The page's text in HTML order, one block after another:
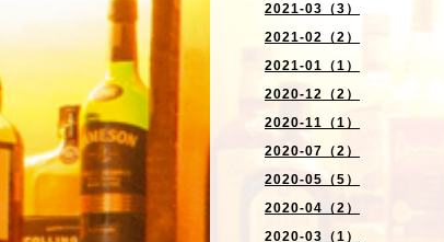
2021-03（3）
2021-02（2）
2021-01（1）
2020-12（2）
2020-11（1）
2020-07（2）
2020-05（5）
2020-04（2）
2020-03（1）